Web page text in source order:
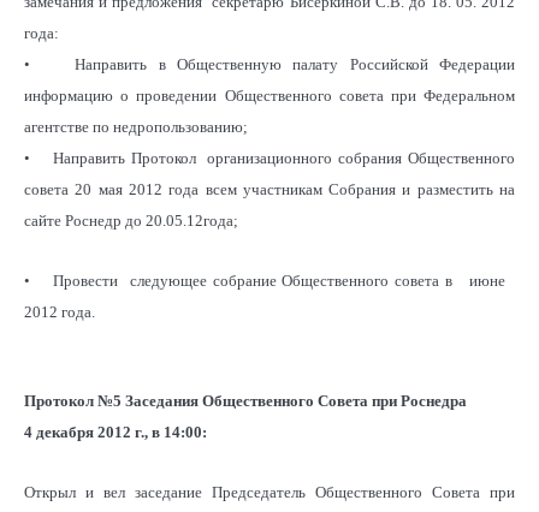
года:
• Направить в Общественную палату Российской Федерации
информацию о проведении Общественного совета при Федеральном
агентстве по недропользованию;
• Направить Протокол организационного собрания Общественного
совета 20 мая 2012 года всем участникам Собрания и разместить на
сайте Роснедр до 20.05.12года;
• Провести следующее собрание Общественного совета в июне
2012 года.
Протокол №5 Заседания Общественного Совета при Роснедра
4 декабря 2012 г., в 14:00:
Открыл и вел заседание Председатель Общественного Совета при